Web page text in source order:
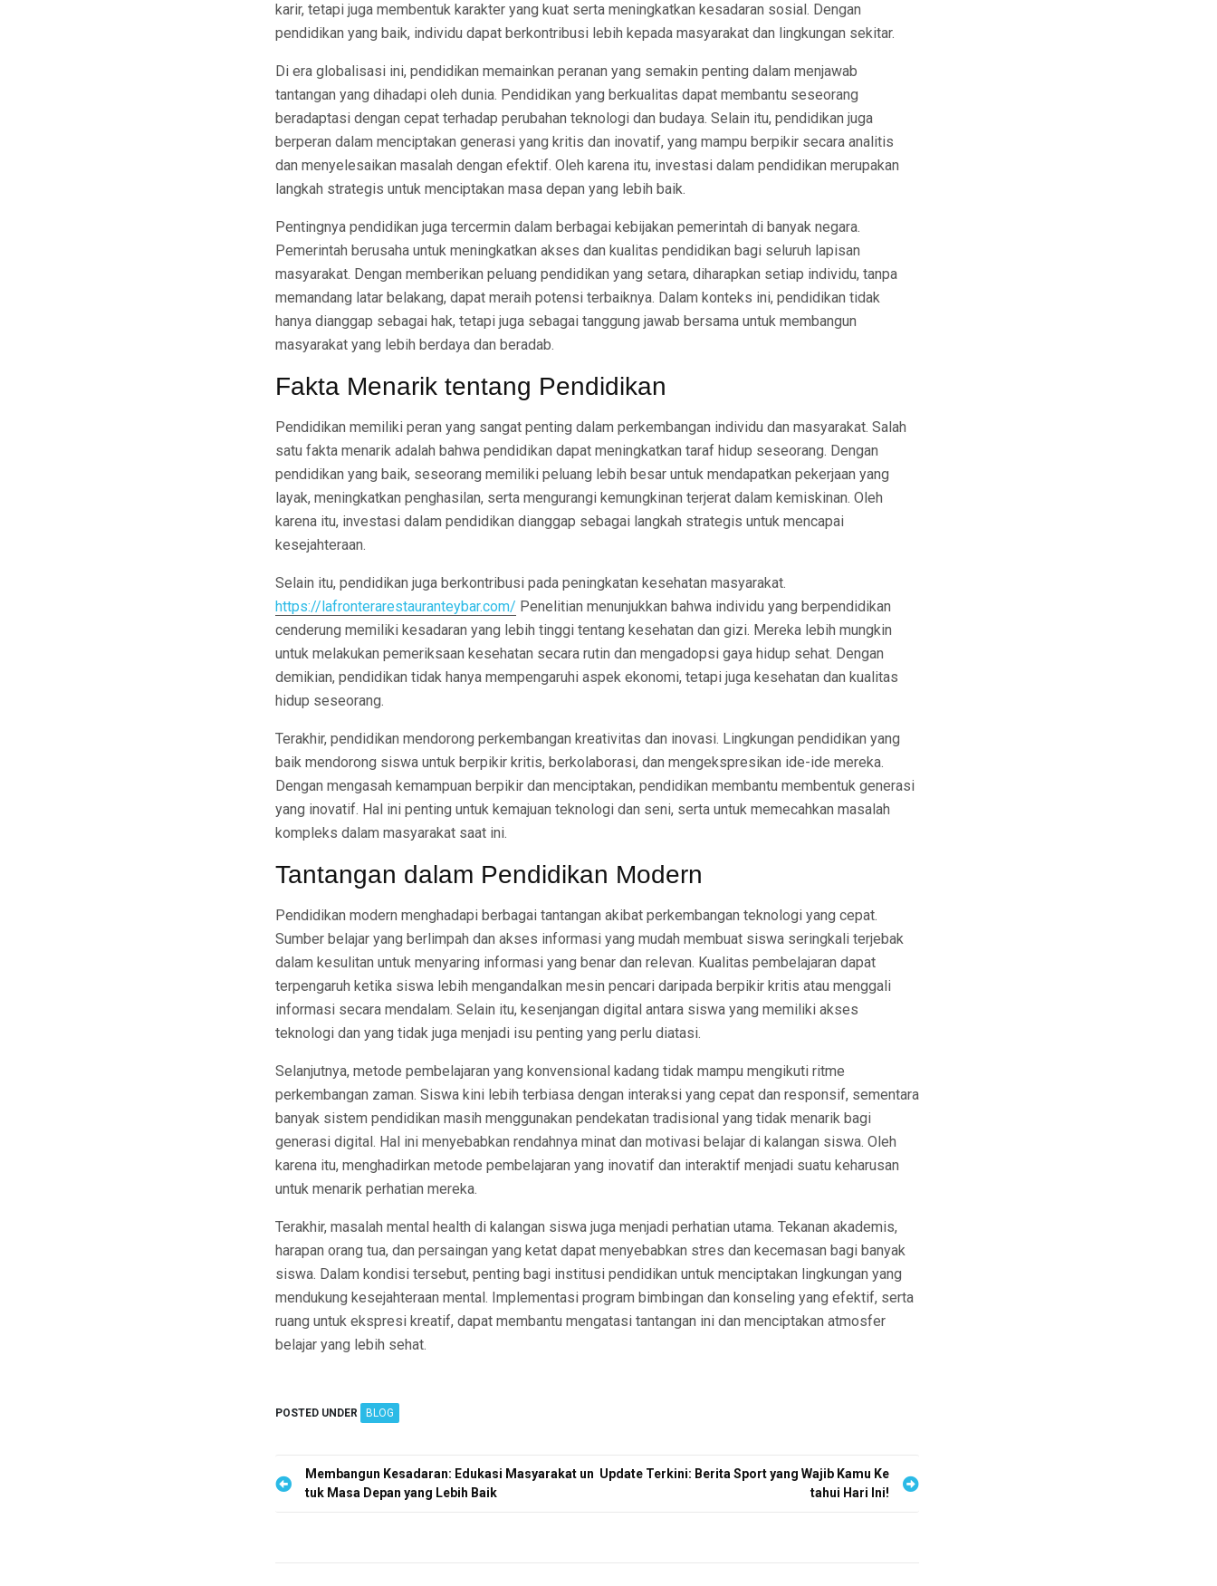
karir, tetapi juga membentuk karakter yang kuat serta meningkatkan kesadaran sosial. Dengan
pendidikan yang baik, individu dapat berkontribusi lebih kepada masyarakat dan lingkungan sekitar.
Di era globalisasi ini, pendidikan memainkan peranan yang semakin penting dalam menjawab
tantangan yang dihadapi oleh dunia. Pendidikan yang berkualitas dapat membantu seseorang
beradaptasi dengan cepat terhadap perubahan teknologi dan budaya. Selain itu, pendidikan juga
berperan dalam menciptakan generasi yang kritis dan inovatif, yang mampu berpikir secara analitis
dan menyelesaikan masalah dengan efektif. Oleh karena itu, investasi dalam pendidikan merupakan
langkah strategis untuk menciptakan masa depan yang lebih baik.
Pentingnya pendidikan juga tercermin dalam berbagai kebijakan pemerintah di banyak negara.
Pemerintah berusaha untuk meningkatkan akses dan kualitas pendidikan bagi seluruh lapisan
masyarakat. Dengan memberikan peluang pendidikan yang setara, diharapkan setiap individu, tanpa
memandang latar belakang, dapat meraih potensi terbaiknya. Dalam konteks ini, pendidikan tidak
hanya dianggap sebagai hak, tetapi juga sebagai tanggung jawab bersama untuk membangun
masyarakat yang lebih berdaya dan beradab.
Fakta Menarik tentang Pendidikan
Pendidikan memiliki peran yang sangat penting dalam perkembangan individu dan masyarakat. Salah
satu fakta menarik adalah bahwa pendidikan dapat meningkatkan taraf hidup seseorang. Dengan
pendidikan yang baik, seseorang memiliki peluang lebih besar untuk mendapatkan pekerjaan yang
layak, meningkatkan penghasilan, serta mengurangi kemungkinan terjerat dalam kemiskinan. Oleh
karena itu, investasi dalam pendidikan dianggap sebagai langkah strategis untuk mencapai
kesejahteraan.
Selain itu, pendidikan juga berkontribusi pada peningkatan kesehatan masyarakat.
https://lafronterarestauranteybar.com/ Penelitian menunjukkan bahwa individu yang berpendidikan
cenderung memiliki kesadaran yang lebih tinggi tentang kesehatan dan gizi. Mereka lebih mungkin
untuk melakukan pemeriksaan kesehatan secara rutin dan mengadopsi gaya hidup sehat. Dengan
demikian, pendidikan tidak hanya mempengaruhi aspek ekonomi, tetapi juga kesehatan dan kualitas
hidup seseorang.
Terakhir, pendidikan mendorong perkembangan kreativitas dan inovasi. Lingkungan pendidikan yang
baik mendorong siswa untuk berpikir kritis, berkolaborasi, dan mengekspresikan ide-ide mereka.
Dengan mengasah kemampuan berpikir dan menciptakan, pendidikan membantu membentuk generasi
yang inovatif. Hal ini penting untuk kemajuan teknologi dan seni, serta untuk memecahkan masalah
kompleks dalam masyarakat saat ini.
Tantangan dalam Pendidikan Modern
Pendidikan modern menghadapi berbagai tantangan akibat perkembangan teknologi yang cepat.
Sumber belajar yang berlimpah dan akses informasi yang mudah membuat siswa seringkali terjebak
dalam kesulitan untuk menyaring informasi yang benar dan relevan. Kualitas pembelajaran dapat
terpengaruh ketika siswa lebih mengandalkan mesin pencari daripada berpikir kritis atau menggali
informasi secara mendalam. Selain itu, kesenjangan digital antara siswa yang memiliki akses
teknologi dan yang tidak juga menjadi isu penting yang perlu diatasi.
Selanjutnya, metode pembelajaran yang konvensional kadang tidak mampu mengikuti ritme
perkembangan zaman. Siswa kini lebih terbiasa dengan interaksi yang cepat dan responsif, sementara
banyak sistem pendidikan masih menggunakan pendekatan tradisional yang tidak menarik bagi
generasi digital. Hal ini menyebabkan rendahnya minat dan motivasi belajar di kalangan siswa. Oleh
karena itu, menghadirkan metode pembelajaran yang inovatif dan interaktif menjadi suatu keharusan
untuk menarik perhatian mereka.
Terakhir, masalah mental health di kalangan siswa juga menjadi perhatian utama. Tekanan akademis,
harapan orang tua, dan persaingan yang ketat dapat menyebabkan stres dan kecemasan bagi banyak
siswa. Dalam kondisi tersebut, penting bagi institusi pendidikan untuk menciptakan lingkungan yang
mendukung kesejahteraan mental. Implementasi program bimbingan dan konseling yang efektif, serta
ruang untuk ekspresi kreatif, dapat membantu mengatasi tantangan ini dan menciptakan atmosfer
belajar yang lebih sehat.
POSTED UNDER BLOG
P
Membangun Kesadaran: Edukasi Masyarakat un
tuk Masa Depan yang Lebih Baik
Update Terkini: Berita Sport yang Wajib Kamu Ke
tahui Hari Ini!